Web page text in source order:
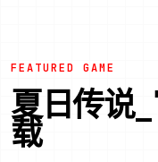
FEATURED GAME
夏日传说
载